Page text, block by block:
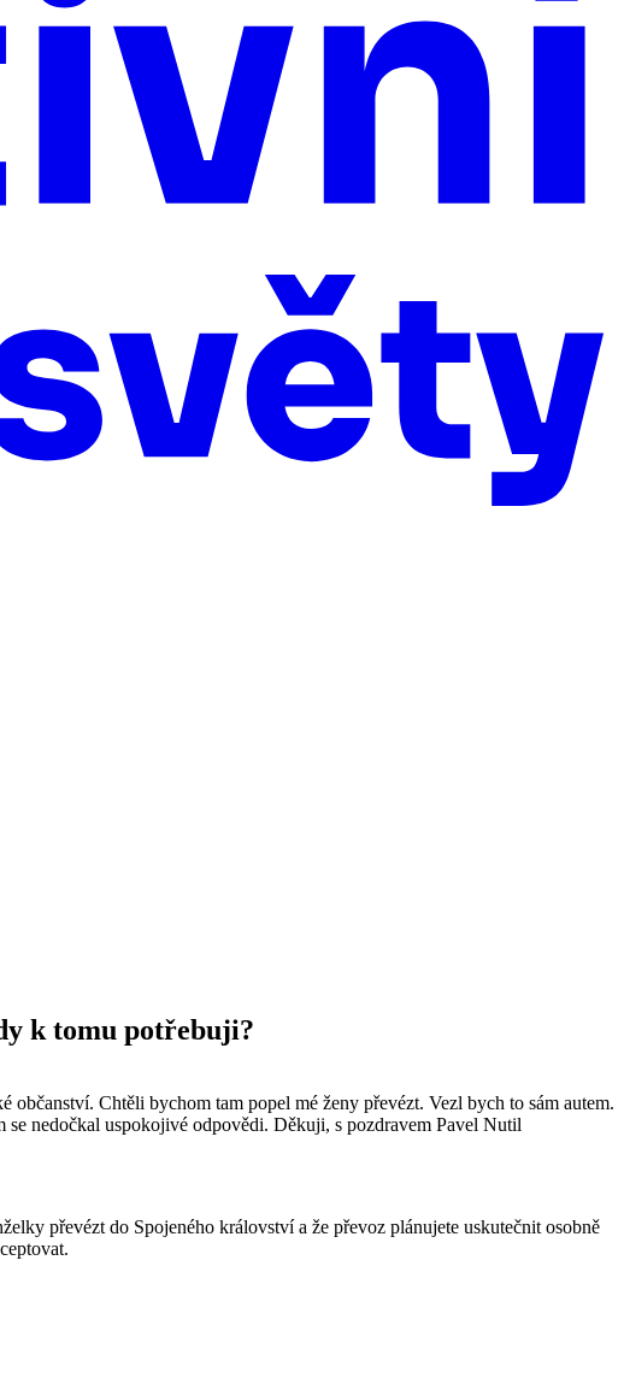
k tomu potřebuji?
Chtěli bychom tam popel mé ženy převézt. Vezl bych to sám autem.
se nedočkal uspokojivé odpovědi. Děkuji, s pozdravem Pavel Nutil
převézt do Spojeného království a že převoz plánujete uskutečnit osobně